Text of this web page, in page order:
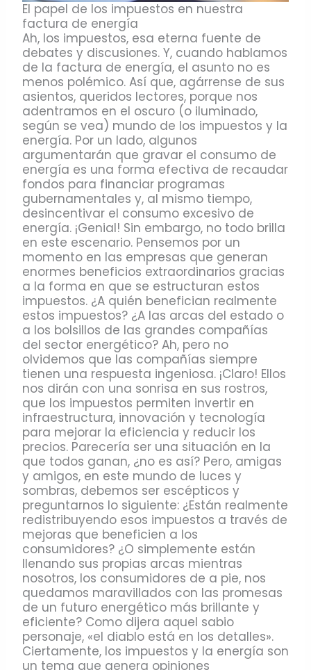
El papel de los impuestos en nuestra
factura de energía
Ah, los impuestos, esa eterna fuente de
debates y discusiones. Y, cuando hablamos
de la factura de energía, el asunto no es
menos polémico. Así que, agárrense de sus
asientos, queridos lectores, porque nos
adentramos en el oscuro (o iluminado,
según se vea) mundo de los impuestos y la
energía. Por un lado, algunos
argumentarán que gravar el consumo de
energía es una forma efectiva de recaudar
fondos para financiar programas
gubernamentales y, al mismo tiempo,
desincentivar el consumo excesivo de
energía. ¡Genial! Sin embargo, no todo brilla
en este escenario. Pensemos por un
momento en las empresas que generan
enormes beneficios extraordinarios gracias
a la forma en que se estructuran estos
impuestos. ¿A quién benefician realmente
estos impuestos? ¿A las arcas del estado o
a los bolsillos de las grandes compañías
del sector energético? Ah, pero no
olvidemos que las compañías siempre
tienen una respuesta ingeniosa. ¡Claro! Ellos
nos dirán con una sonrisa en sus rostros,
que los impuestos permiten invertir en
infraestructura, innovación y tecnología
para mejorar la eficiencia y reducir los
precios. Parecería ser una situación en la
que todos ganan, ¿no es así? Pero, amigas
y amigos, en este mundo de luces y
sombras, debemos ser escépticos y
preguntarnos lo siguiente: ¿Están realmente
redistribuyendo esos impuestos a través de
mejoras que beneficien a los
consumidores? ¿O simplemente están
llenando sus propias arcas mientras
nosotros, los consumidores de a pie, nos
quedamos maravillados con las promesas
de un futuro energético más brillante y
eficiente? Como dijera aquel sabio
personaje, «el diablo está en los detalles».
Ciertamente, los impuestos y la energía son
un tema que genera opiniones